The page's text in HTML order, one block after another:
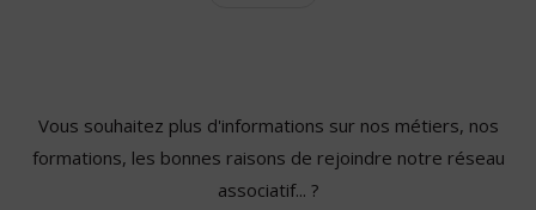
Vous souhaitez plus d'informations sur nos métiers, nos
formations, les bonnes raisons de rejoindre notre réseau
associatif... ?